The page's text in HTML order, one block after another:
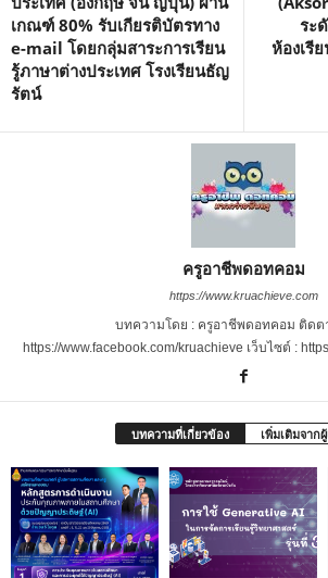
เกณฑ์ 80% รับเกียรติบัตรทาง
e-mail โดยกลุ่มสาระการเรียน
รู้ภาษาต่างประเทศ โรงเรียนธัญ
รัตน์
ระ
ห้องเรี
ครูอาชีพดอทคอม
https://www.kruachieve.com
บทความโดย : ครูอาชีพดอทคอม ติดต
https://www.facebook.com/kruachieve เว็บไซต์ :
บทความที่เกี่ยวข้อง เพิ่มเติมจาก